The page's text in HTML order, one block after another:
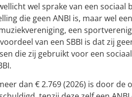
wel sprake van een sociaal
die geen ANBI is, maar wel
een
van een SBBI is dat zij
die zij gebruikt voor een
dan € 2.769 (2026) is door de